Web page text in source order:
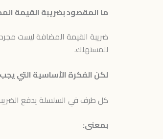
ما المقصود بضريبة القيمة
ضريبة القيمة المضافة ليست
للمستهلك.
لكن الفكرة الأساسية التي
كل طرف في السلسلة يدفع
بمعنى: